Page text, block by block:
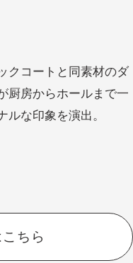
クコートと同素材のダ
厨房からホールまで一
な印象を演出。
ちら